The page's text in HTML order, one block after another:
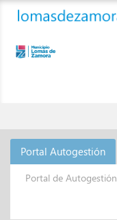
Portal Autogestión
Portal de Autogestión